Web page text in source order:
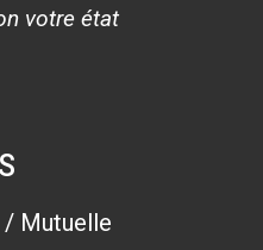
votre état
/ Mutuelle